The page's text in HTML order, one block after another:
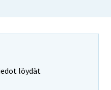
löydät